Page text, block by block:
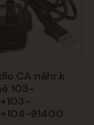
CA náhr.k
103-
91400